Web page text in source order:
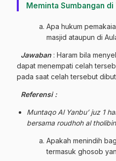
Meminta Sumbangan di
Apa hukum
masjid ataupun di
Jawaban : Haram bila
dapat menempati celah
pada saat celah tersebut
Referensi :
Muntaqo Al Yanbu’ juz 1
bersama roudhoh al
Apakah menindih
termasuk ghosob